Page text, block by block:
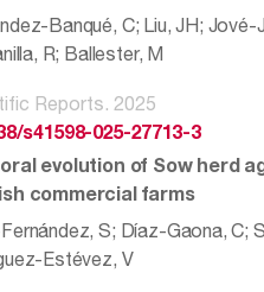
Banqué, C; Liu, JH;
R; Ballester, M
Reports. 2025
s41598-025-27713-3
evolution of Sow herd
commercial farms
S; Díaz-Gaona, C;
Estévez, V